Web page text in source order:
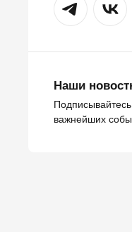
Наши
важнейших